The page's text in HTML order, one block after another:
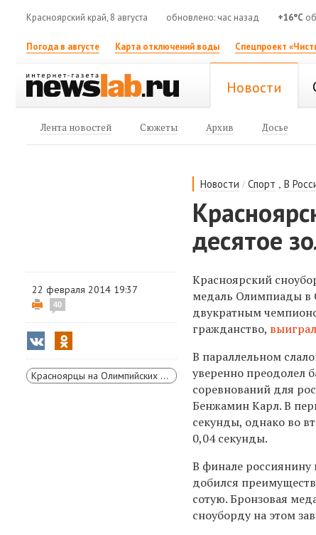
Красноярский край, 8 августа обновлено: час назад +16°C
Погода в августе Карта отключений воды Спецпроект
Новости
Лента новостей Сюжеты Архив Досье
Новости /Спорт ,В
десятое
22 февраля 2014 19:37
40
Красноярцы на Олимпийских играх
Красноярский
медаль Олимпиады в
двукратным
гражданство,
В параллельном
уверенно преодолел
соревнований для
Бенжамин Карл. В
секунды, однако во
0,04 секунды.
В финале
добился
сотую. Бронзовая
сноуборду на этом